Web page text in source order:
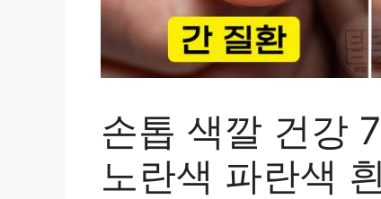
손톱 색깔 건강
노란색 파란색